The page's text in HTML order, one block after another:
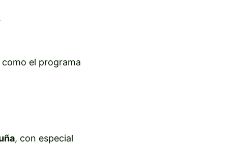
como el programa
, con especial